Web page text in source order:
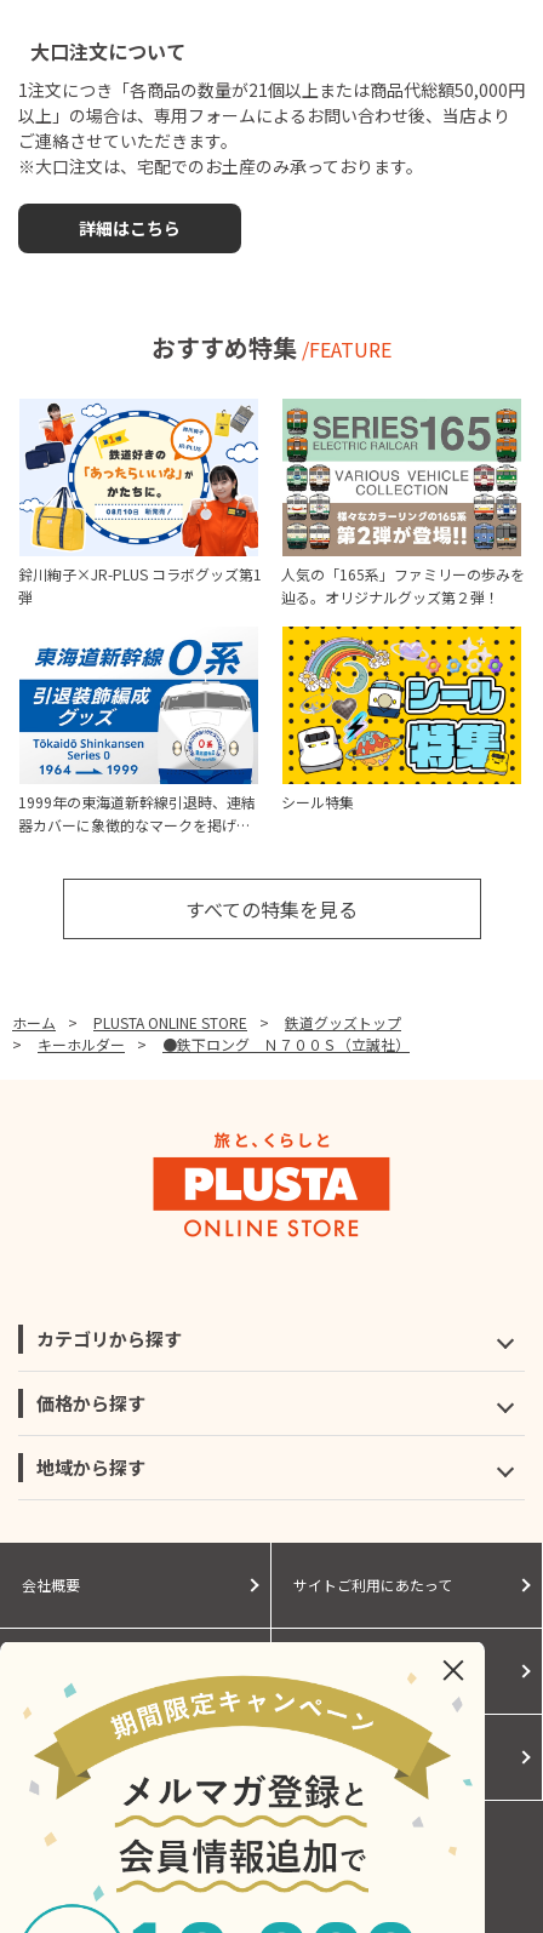
大口注文について
1注文につき「各商品の数量が21個以上または商品代総額50,000円
以上」の場合は、専用フォームによるお問い合わせ後、当店より
ご連絡させていただきます。
※大口注文は、宅配でのお土産のみ承っております。
詳細はこちら
おすすめ特集 /FEATURE
鈴川絢子×JR-PLUS コラボグッズ第1
弾
人気の「165系」ファミリーの歩みを
辿る。オリジナルグッズ第２弾！
1999年の東海道新幹線引退時、連結
器カバーに象徴的なマークを掲げ…
シール特集
すべての特集を見る
ホーム > PLUSTA ONLINE STORE >
鉄道グッズトップ
>
キーホルダー > ●鉄下ロング Ｎ７００Ｓ（立誠社）
カテゴリから探す
価格から探す
地域から探す
会社概要 サイトご利用にあたって
Cookieポリシー ご利用規約
お問い合わせ
Copyright © Central Japan Railway Company. All Rights Reserved.